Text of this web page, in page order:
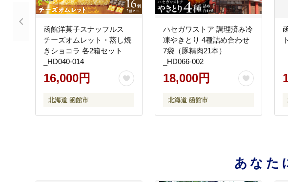
函館洋菓子スナッフルス
チーズオムレット・蒸し焼
きショコラ 各2箱セット
_HD040-014
16,000円
北海道 函館市
ハセガワストア 調理済み冷
凍やきとり 4種詰め合わせ
7袋（豚精肉21本）
_HD066-002
18,000円
北海道 函館市
あなた